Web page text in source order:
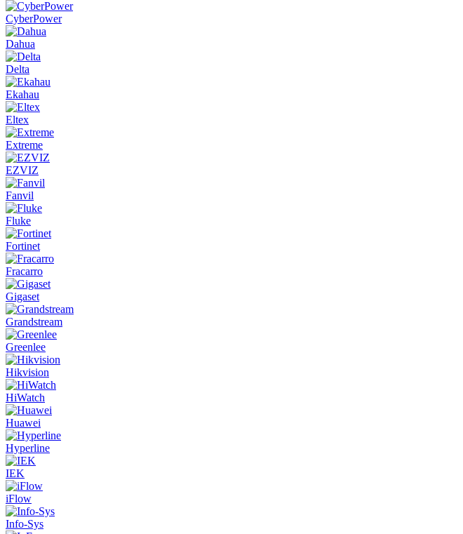
CyberPower
Dahua
Delta
Ekahau
Eltex
Extreme
EZVIZ
Fanvil
Fluke
Fortinet
Fracarro
Gigaset
Grandstream
Greenlee
Hikvision
HiWatch
Huawei
Hyperline
IEK
iFlow
Info-Sys